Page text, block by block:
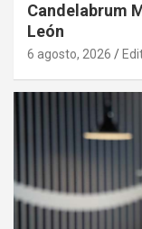
Candelabrum
León
6 agosto, 2026